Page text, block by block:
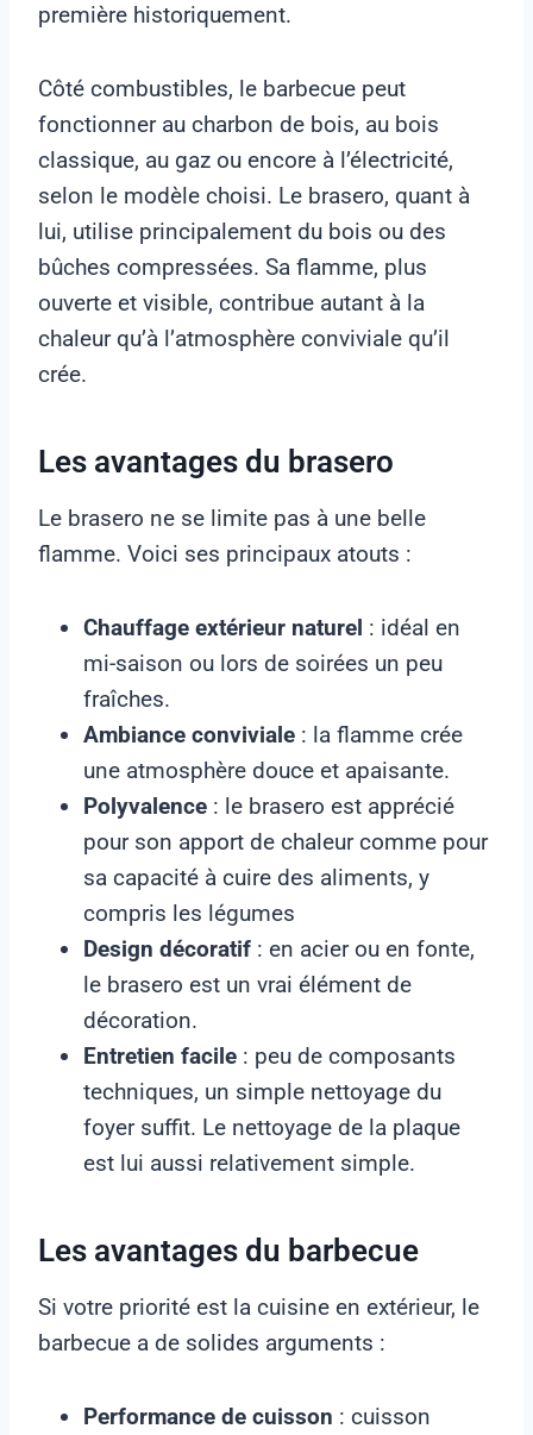
première historiquement.
Côté combustibles, le barbecue peut
fonctionner au charbon de bois, au bois
classique, au gaz ou encore à l’électricité,
selon le modèle choisi. Le brasero, quant à
lui, utilise principalement du bois ou des
bûches compressées. Sa flamme, plus
ouverte et visible, contribue autant à la
chaleur qu’à l’atmosphère conviviale qu’il
crée.
Les avantages du brasero
Le brasero ne se limite pas à une belle
flamme. Voici ses principaux atouts :
Chauffage extérieur naturel : idéal en
mi-saison ou lors de soirées un peu
fraîches.
Ambiance conviviale : la flamme crée
une atmosphère douce et apaisante.
Polyvalence : le brasero est apprécié
pour son apport de chaleur comme pour
sa capacité à cuire des aliments, y
compris les légumes
Design décoratif : en acier ou en fonte,
le brasero est un vrai élément de
décoration.
Entretien facile : peu de composants
techniques, un simple nettoyage du
foyer suffit. Le nettoyage de la plaque
est lui aussi relativement simple.
Les avantages du barbecue
Si votre priorité est la cuisine en extérieur, le
barbecue a de solides arguments :
Performance de cuisson : cuisson